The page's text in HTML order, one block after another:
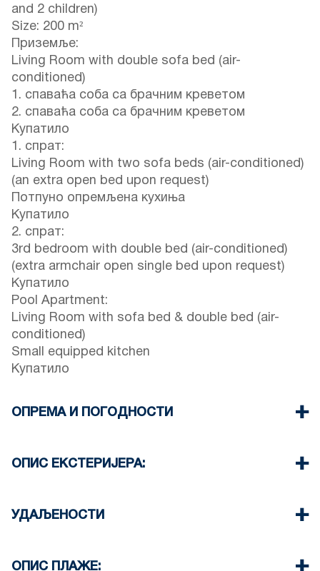
and 2 children)
Size: 200 m²
Приземље:
Living Room with double sofa bed (air-
conditioned)
1. спаваћа соба са брачним креветом
2. спаваћа соба са брачним креветом
Купатило
1. спрат:
Living Room with two sofa beds (air-conditioned)
(an extra open bed upon request)
Потпуно опремљена кухиња
Купатило
2. спрат:
3rd bedroom with double bed (air-conditioned)
(extra armchair open single bed upon request)
Купатило
Pool Apartment:
Living Room with sofa bed & double bed (air-
conditioned)
Small equipped kitchen
Купатило
ОПРЕМА И ПОГОДНОСТИ
Четири клима уређаја
Машина за прање судова
Машина за прање веша
ОПИС ЕКСТЕРИЈЕРА:
The property provides two set of sunbeds and an
umbrella on the pool area.
захтев.
УДАЉЕНОСТИ
Центар села 2 км
ОПИС ПЛАЖЕ: